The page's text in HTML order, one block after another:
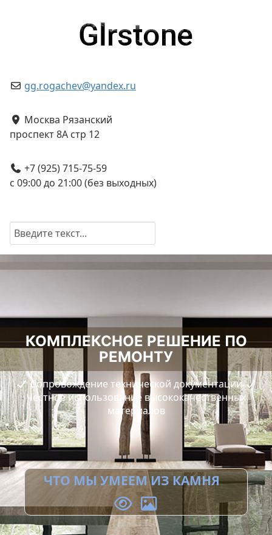
gg.rogachev@yandex.ru
Москва Рязанский
проспект 8А стр 12
+7 (925) 715-75-59
c 09:00 до 21:00 (без выходных)
Начать поиск
КОМПЛЕКСНОЕ РЕШЕНИЕ ПО
РЕМОНТУ
Сопровождение технической документации
Честное использование высококачественных
материалов
ЧТО МЫ УМЕЕМ ИЗ КАМНЯ